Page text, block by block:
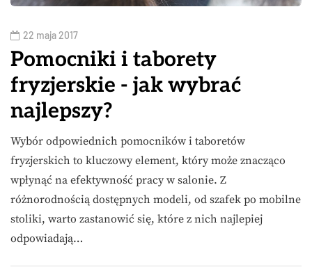
22 maja 2017
Pomocniki i taborety
fryzjerskie - jak wybrać
najlepszy?
Wybór odpowiednich pomocników i taboretów
fryzjerskich to kluczowy element, który może znacząco
wpłynąć na efektywność pracy w salonie. Z
różnorodnością dostępnych modeli, od szafek po mobilne
stoliki, warto zastanowić się, które z nich najlepiej
odpowiadają…